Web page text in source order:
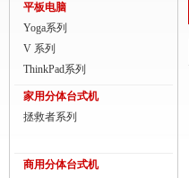
ThinkPad
ThinkStation工作站
联想服务器
平板电脑
Yoga系列
V 系列
ThinkPad系列
家用分体台式机
拯救者系列
商用分体台式机